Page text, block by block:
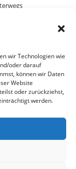
wir Technologien wie
oder darauf
können wir Daten
Website
oder zurückziehst,
werden.
einem Anschlag wäre